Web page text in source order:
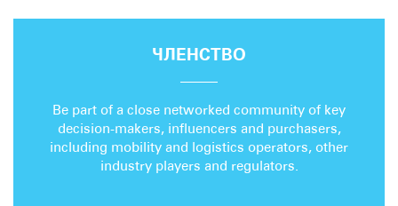
ЧЛЕНСТВО
Be part of a close networked community of key
decision-makers, influencers and purchasers,
including mobility and logistics operators, other
industry players and regulators.